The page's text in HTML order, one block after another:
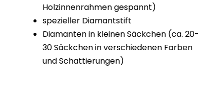
Holzinnenrahmen gespannt)
spezieller Diamantstift
Diamanten in kleinen Säckchen (ca. 20-
30 Säckchen in verschiedenen Farben
und Schattierungen)